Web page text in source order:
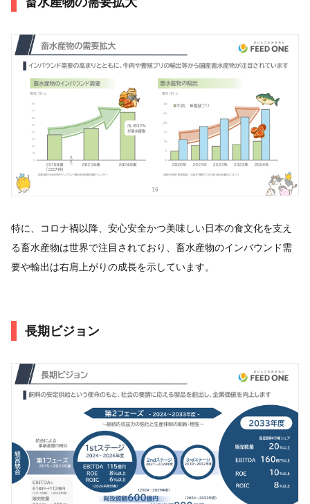
特に、コロナ禍以降、安心安全かつ美味しい日本の食文化を支え
る畜水産物は世界で注目されており、畜水産物のインバウンド需
要や輸出は右肩上がりの成長を示しています。
長期ビジョン